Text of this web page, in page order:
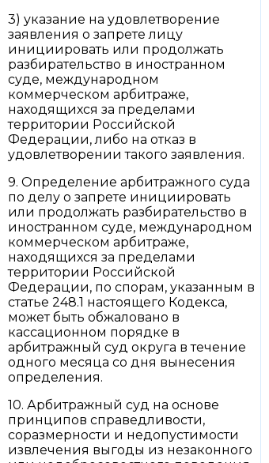
3) указание на удовлетворение
заявления о запрете лицу
инициировать или продолжать
разбирательство в иностранном
суде, международном
коммерческом арбитраже,
находящихся за пределами
территории Российской
Федерации, либо на отказ в
удовлетворении такого заявления.
9. Определение арбитражного суда
по делу о запрете инициировать
или продолжать разбирательство в
иностранном суде, международном
коммерческом арбитраже,
находящихся за пределами
территории Российской
Федерации, по спорам, указанным в
статье 248.1 настоящего Кодекса,
может быть обжаловано в
кассационном порядке в
арбитражный суд округа в течение
одного месяца со дня вынесения
определения.
10. Арбитражный суд на основе
принципов справедливости,
соразмерности и недопустимости
извлечения выгоды из незаконного